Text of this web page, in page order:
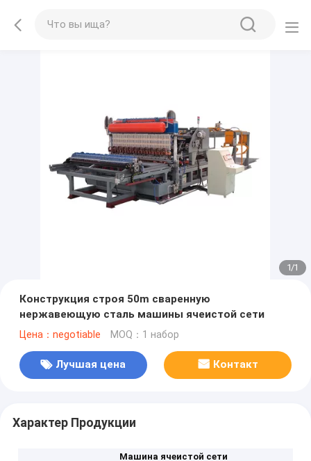
1/1
Конструкция строя 50m сваренную
нержавеющую сталь машины ячеистой сети
Цена：negotiable MOQ：1 набор
Лучшая цена Контакт
Характер Продукции
Машина ячеистой сети